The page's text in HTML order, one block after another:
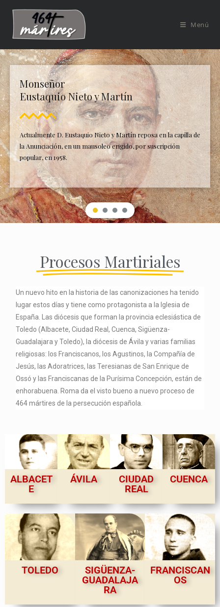
Menú
Monseñor
Eustaquio Nieto y Martín
Actualmente D. Eustaquio Nieto y Martín reposa en la capilla de
la Anunciación, en un mausoleo erigido, por suscripción
popular, en 1958.
Procesos Martiriales
Un nuevo hito en la historia de las canonizaciones ha tenido
lugar estos días y tiene como protagonista a la Iglesia de
España. Las diócesis que forman la provincia eclesiástica de
Toledo (Albacete, Ciudad Real, Cuenca, Sigüenza-
Guadalajara y Toledo), la diócesis de Ávila y varias familias
religiosas: los Franciscanos, los Agustinos, la Compañía de
Jesús, las Adoratrices, las Teresianas de San Enrique de
Ossó y las Franciscanas de la Purísima Concepción, están de
enhorabuena. Roma da el visto bueno a nuevo proceso de
464 mártires de la persecución española.
ALBACET
E
ÁVILA
CIUDAD
REAL
CUENCA
TOLEDO
SIGÜENZA-
GUADALAJA
RA
FRANCISCAN
OS